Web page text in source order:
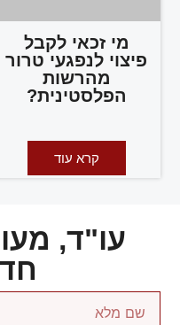
מי זכאי לקבל
פיצוי לנפגעי טרור
מהרשות
הפלסטינית?
קרא עוד
עו"ד,